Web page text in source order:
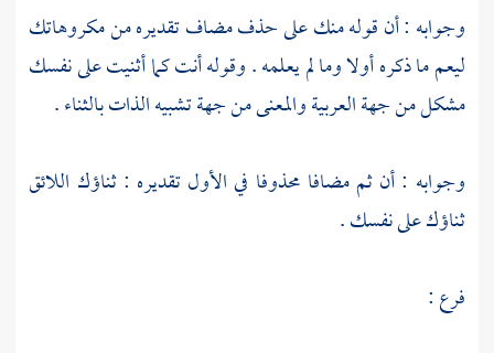
وجوابه : أن قوله منك على حذف مضاف تقديره من مكروهاتك
ليعم ما ذكره أولا وما لم يعلمه . وقوله أنت كما أثنيت على نفسك
مشكل من جهة العربية والمعنى من جهة تشبيه الذات بالثناء .
وجوابه : أن ثم مضافا محذوفا في الأول تقديره : ثناؤك اللائق
ثناؤك على نفسك .
فرع :